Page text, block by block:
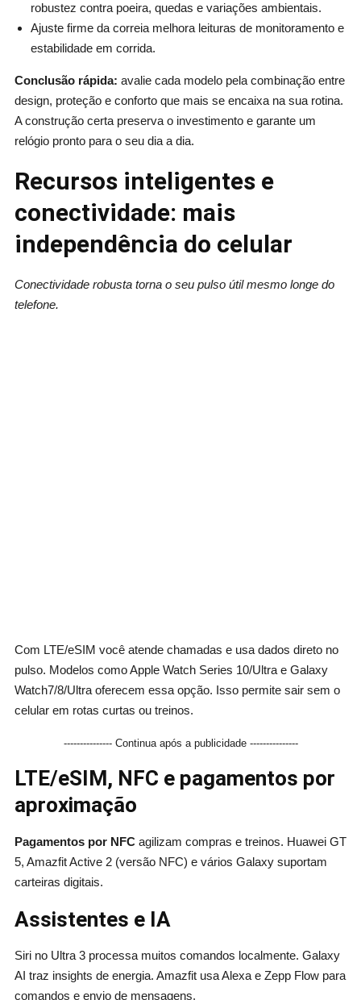
robustez contra poeira, quedas e variações ambientais.
Ajuste firme da correia melhora leituras de monitoramento e
estabilidade em corrida.
Conclusão rápida: avalie cada modelo pela combinação entre
design, proteção e conforto que mais se encaixa na sua rotina.
A construção certa preserva o investimento e garante um
relógio pronto para o seu dia a dia.
Recursos inteligentes e
conectividade: mais
independência do celular
Conectividade robusta torna o seu pulso útil mesmo longe do
telefone.
Com LTE/eSIM você atende chamadas e usa dados direto no
pulso. Modelos como Apple Watch Series 10/Ultra e Galaxy
Watch7/8/Ultra oferecem essa opção. Isso permite sair sem o
celular em rotas curtas ou treinos.
--------------- Continua após a publicidade ---------------
LTE/eSIM, NFC e pagamentos por
aproximação
Pagamentos por NFCagilizam compras e treinos. Huawei GT
5, Amazfit Active 2 (versão NFC) e vários Galaxy suportam
carteiras digitais.
Assistentes e IA
Siri no Ultra 3 processa muitos comandos localmente. Galaxy
AI traz insights de energia. Amazfit usa Alexa e Zepp Flow para
comandos e envio de mensagens.